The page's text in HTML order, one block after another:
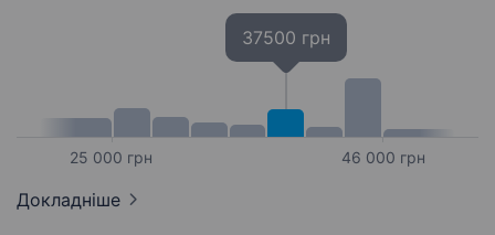
25 000 грн
37500 грн
46 000 грн
Докладніше